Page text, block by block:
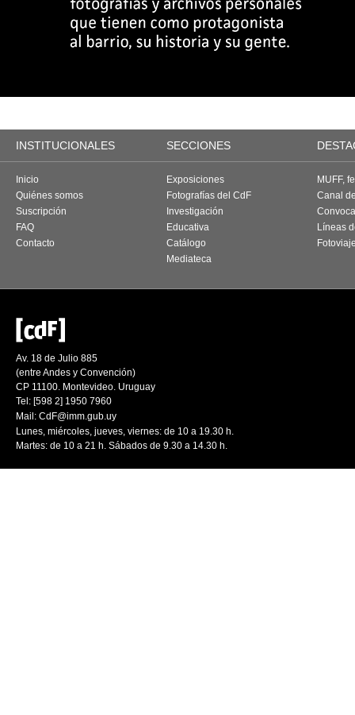
INSTITUCIONALES SECCIONES
Inicio
Quiénes somos
Suscripción
FAQ
Contacto
Exposiciones
Fotografías del CdF
Investigación
Educativa
Catálogo
Mediateca
MUFF,
Canal
Líneas
Av. 18 de Julio 885
(entre Andes y Convención)
CP 11100. Montevideo. Uruguay
Tel: [598 2] 1950 7960
Mail: CdF@imm.gub.uy
Lunes, miércoles, jueves, viernes: de 10 a 19.30 h.
Martes: de 10 a 21 h. Sábados de 9.30 a 14.30 h.